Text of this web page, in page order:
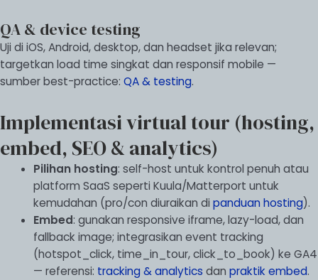
QA & device testing
Uji di iOS, Android, desktop, dan headset jika relevan;
targetkan load time singkat dan responsif mobile —
sumber best-practice: QA & testing.
Implementasi virtual tour (hosting,
embed, SEO & analytics)
Pilihan hosting: self-host untuk kontrol penuh atau
platform SaaS seperti Kuula/Matterport untuk
kemudahan (pro/con diuraikan di panduan hosting).
Embed: gunakan responsive iframe, lazy-load, dan
fallback image; integrasikan event tracking
(hotspot_click, time_in_tour, click_to_book) ke GA4
— referensi: tracking & analytics dan praktik embed.